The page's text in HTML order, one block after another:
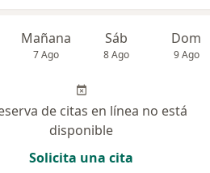
Mañana
7 Ago
Sáb
8 Ago
Dom
9 Ago
de citas en línea no está
disponible
Solicita una cita